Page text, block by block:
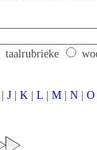
taalrubrieke
| J | K | L | M | N | O